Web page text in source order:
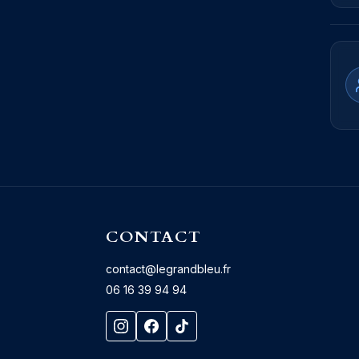
CONTACT
contact@legrandbleu.fr
06 16 39 94 94